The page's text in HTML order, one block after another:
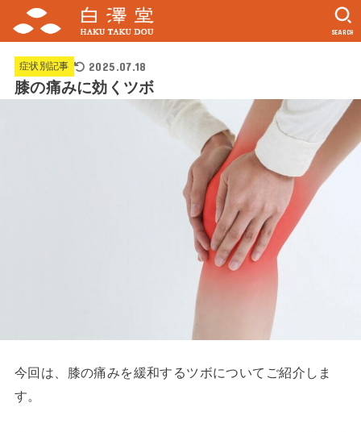
SEARCH
症状別記事 2025.07.18
膝の痛みに効くツボ
今回は、膝の痛みを緩和するツボについてご紹介しま
す。